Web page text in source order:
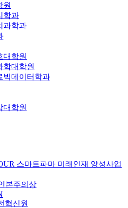
원
학과
과학과
대학원
학대학원
빅데이터학과
대학원
스마트파마 미래인재 양성사업
본주의상
혁신원